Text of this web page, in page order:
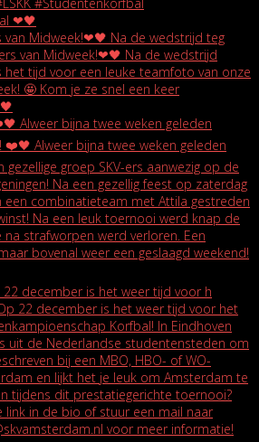
Midweek!❤🖤 Na de wedstrijd teg
Alweer bijna twee weken geleden
december is het weer tijd voor h